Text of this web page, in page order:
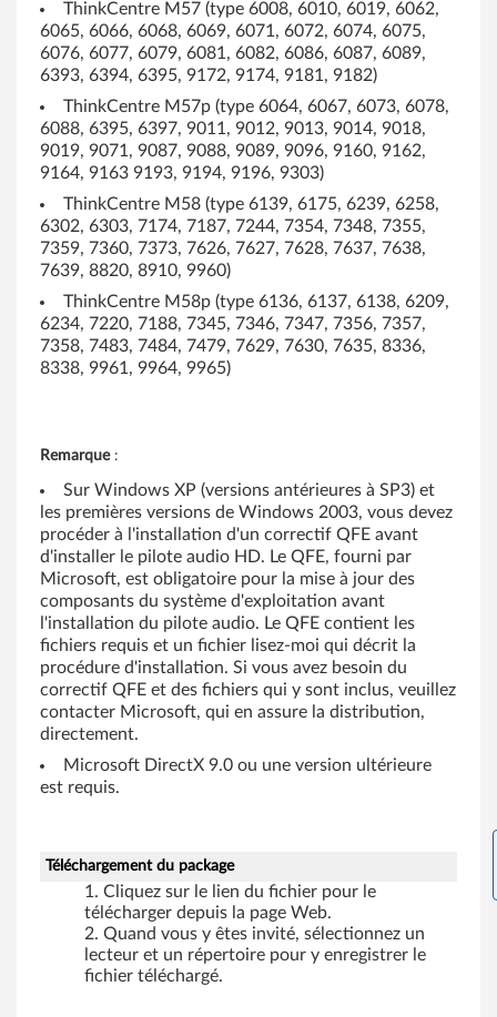
C
A
A
ThinkCentre M57 (type 6008, 6010, 6019, 6062,
6065, 6066, 6068, 6069, 6071, 6072, 6074, 6075,
6076, 6077, 6079, 6081, 6082, 6086, 6087, 6089,
6393, 6394, 6395, 9172, 9174, 9181, 9182)
ThinkCentre M57p (type 6064, 6067, 6073, 6078,
6088, 6395, 6397, 9011, 9012, 9013, 9014, 9018,
9019, 9071, 9087, 9088, 9089, 9096, 9160, 9162,
9164, 9163 9193, 9194, 9196, 9303)
ThinkCentre M58 (type 6139, 6175, 6239, 6258,
6302, 6303, 7174, 7187, 7244, 7354, 7348, 7355,
7359, 7360, 7373, 7626, 7627, 7628, 7637, 7638,
7639, 8820, 8910, 9960)
ThinkCentre M58p (type 6136, 6137, 6138, 6209,
6234, 7220, 7188, 7345, 7346, 7347, 7356, 7357,
7358, 7483, 7484, 7479, 7629, 7630, 7635, 8336,
8338, 9961, 9964, 9965)
Remarque:
Sur Windows XP (versions antérieures à SP3) et
les premières versions de Windows 2003, vous devez
procéder à l'installation d'un correctif QFE avant
d'installer le pilote audio HD. Le QFE, fourni par
Microsoft, est obligatoire pour la mise à jour des
composants du système d'exploitation avant
l'installation du pilote audio. Le QFE contient les
fichiers requis et un fichier lisez-moi qui décrit la
procédure d'installation. Si vous avez besoin du
correctif QFE et des fichiers qui y sont inclus, veuillez
contacter Microsoft, qui en assure la distribution,
directement.
Microsoft DirectX 9.0 ou une version ultérieure
est requis.
Téléchargement du package
Cliquez sur le lien du fichier pour le
télécharger depuis la page Web.
Quand vous y êtes invité, sélectionnez un
lecteur et un répertoire pour y enregistrer le
fichier téléchargé.